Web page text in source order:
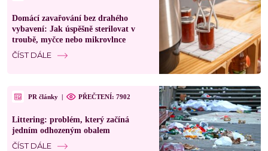
Domácí zavařování bez drahého
vybavení: Jak úspěšně sterilovat v
troubě, myčce nebo mikrovlnce
ČÍST DÁLE
PR články | PŘEČTENÍ: 7902
Littering: problém, který začíná
jedním odhozeným obalem
ČÍST DÁLE